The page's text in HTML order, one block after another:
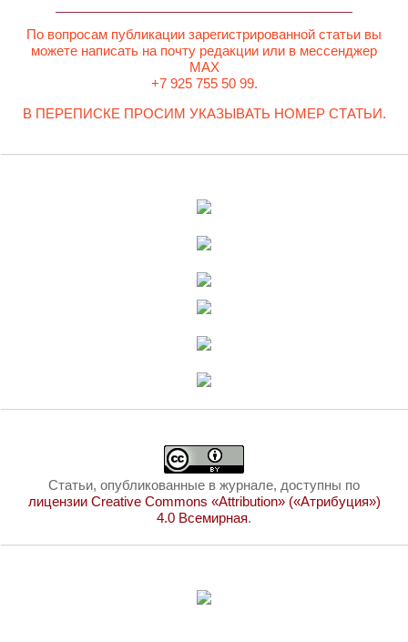
По вопросам публикации зарегистрированной статьи вы
можете написать на почту редакции или в мессенджер
MAX
+7 925 755 50 99.
В ПЕРЕПИСКЕ ПРОСИМ УКАЗЫВАТЬ НОМЕР СТАТЬИ.
Статьи, опубликованные в журнале, доступны по
лицензии Creative Commons «Attribution» («Атрибуция»)
4.0 Всемирная.